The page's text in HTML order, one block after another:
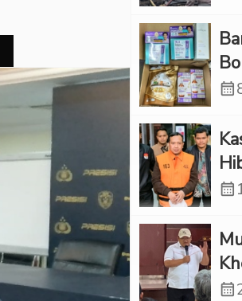
calendar_month
calendar_month
calendar_month